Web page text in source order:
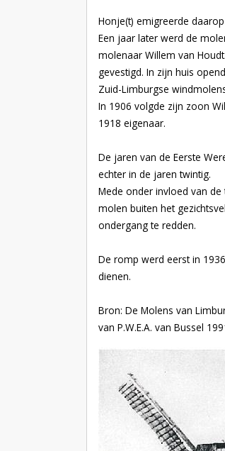
Honje(t) emigreerde
Een jaar later werd de
molenaar Willem van
gevestigd. In zijn huis
Zuid-Limburgse
In 1906 volgde zijn zoon
1918 eigenaar.
De jaren van de Eerste
echter in de jaren twintig.
Mede onder invloed van
molen buiten het
ondergang te redden.
De romp werd eerst in
dienen.
Bron: De Molens van
van P.W.E.A. van Bussel